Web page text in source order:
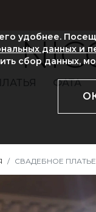
ФАТА
СВАДЕБНОЕ
удобнее.
данных и
сбор данных,